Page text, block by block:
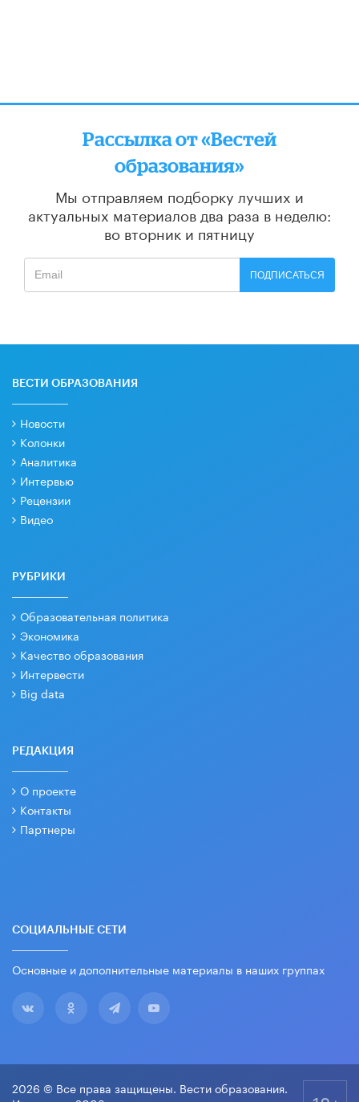
Рассылка от «Вестей
образования»
Мы отправляем подборку лучших и
актуальных материалов два раза в неделю:
во вторник и пятницу
ПОДПИСАТЬСЯ
ВЕСТИ ОБРАЗОВАНИЯ
Новости
Колонки
Аналитика
Интервью
Рецензии
Видео
РУБРИКИ
Образовательная политика
Экономика
Качество образования
Интервести
Big data
РЕДАКЦИЯ
О проекте
Контакты
Партнеры
СОЦИАЛЬНЫЕ СЕТИ
Основные и дополнительные материалы в наших группах
2026 © Все права защищены. Вести образования.